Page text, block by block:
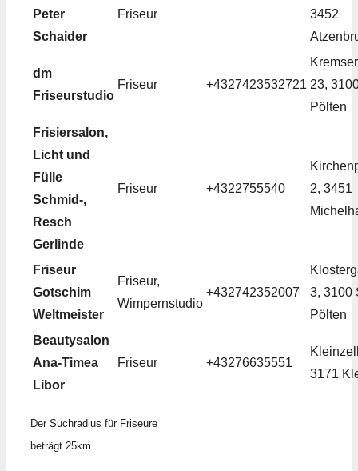
Peter
Schaider
Friseur
3452
dm
Friseurstudio
Friseur +4327423532721 23,
Pölten
Frisiersalon,
Licht und
Fülle
Schmid-,
Resch
Gerlinde
Friseur +4322755540
2, 3451
Friseur
Gotschim
Weltmeister
Friseur,
Wimpernstudio
+432742352007
3, 3100
Pölten
Beautysalon
Ana-Timea
Libor
Friseur +43276635551
3171
Der Suchradius für Friseure
beträgt 25km